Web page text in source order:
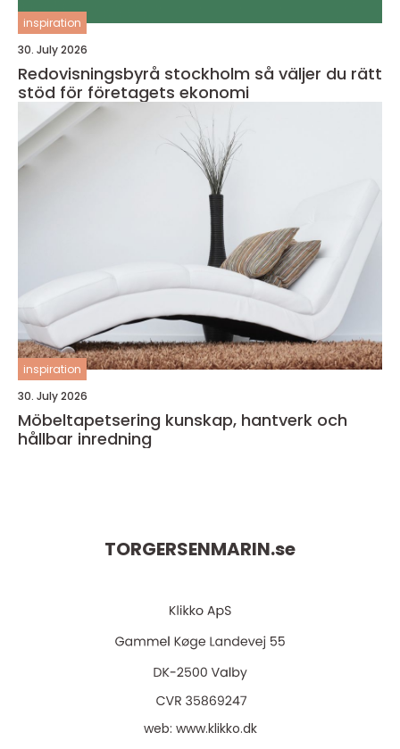
inspiration
30. July 2026
Redovisningsbyrå stockholm så väljer du rätt
stöd för företagets ekonomi
inspiration
30. July 2026
Möbeltapetsering kunskap, hantverk och
hållbar inredning
TORGERSENMARIN.se
web: www.klikko.dk